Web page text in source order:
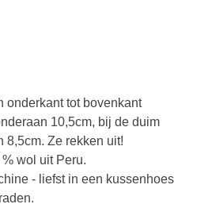
onderkant tot bovenkant
10,5cm, bij de duim
8,5cm. Ze rekken uit!
wol uit Peru.
- liefst in een kussenhoes